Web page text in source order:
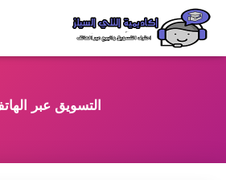
التسويق عبر